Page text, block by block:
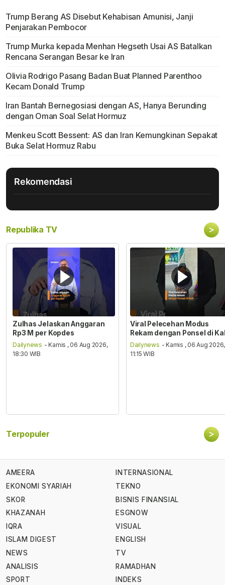
Trump Berang AS Disebut Kehabisan Amunisi, Janji
Penjarakan Pembocor
Trump Murka kepada Menhan Hegseth Usai AS Batalkan
Rencana Serangan Besar ke Iran
Olivia Rodrigo Pasang Badan Buat Planned Parenthoo
Kecam Donald Trump
Iran Bantah Bernegosiasi dengan AS, Hanya Berunding
dengan Oman Soal Selat Hormuz
Menkeu Scott Bessent: AS dan Iran Kemungkinan Sepakat
Buka Selat Hormuz Rabu
Rekomendasi
Republika TV >
Zulhas Jelaskan Anggaran
Rp3 M per Kopdes
Dailynews - Kamis , 06 Aug 2026,
18:30 WIB
Viral Pelecehan Modus
Rekam dengan Ponsel di
Dailynews - Kamis , 06 Aug 2026,
11:15 WIB
Terpopuler >
AMEERA
EKONOMI SYARIAH
SKOR
KHAZANAH
IQRA
ISLAM DIGEST
NEWS
ANALISIS
SPORT
INTERNASIONAL
TEKNO
BISNIS FINANSIAL
ESGNOW
VISUAL
ENGLISH
TV
RAMADHAN
INDEKS